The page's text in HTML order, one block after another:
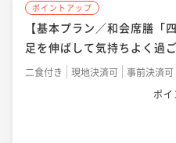
ポイントアップ
【基本プラン／和会席膳「
足を伸ばして気持ちよく過
二食付き 現地決済可 事前決済可
ポ